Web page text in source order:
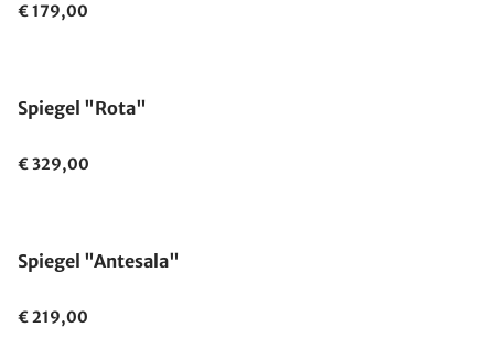
€ 179,00
Spiegel "Rota"
€ 329,00
Spiegel "Antesala"
€ 219,00